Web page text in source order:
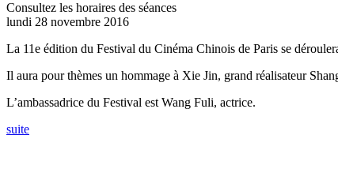
Consultez les horaires des séances
lundi 28 novembre 2016
La 11e édition du Festival du Cinéma Chinois de Paris se
Il aura pour thèmes un hommage à Xie Jin, grand réalisateur
L’ambassadrice du Festival est Wang Fuli, actrice.
suite